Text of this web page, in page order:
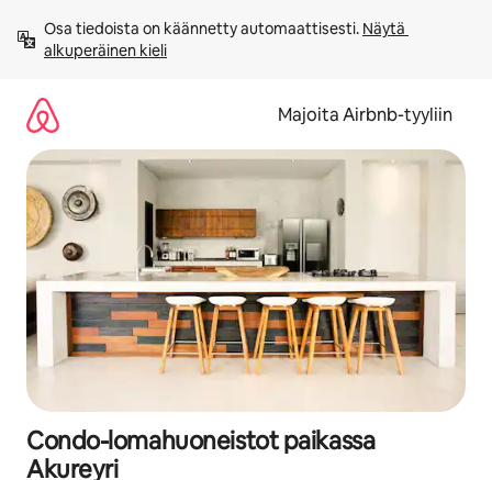
sisältö
väliin
Osa tiedoista on käännetty automaattisesti. Näytä
alkuperäinen kieli
Majoita Airbnb-tyyliin
Condo-lomahuoneistot paikassa
Akureyri